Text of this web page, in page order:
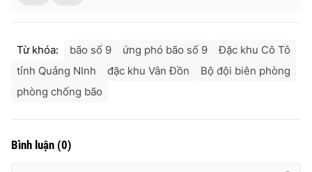
Từ khóa: bão số 9 ứng phó bão số 9
Đặc khu Cô Tô
tỉnh Quảng NInh
đặc khu Vân Đồn
Bộ đội biên phòng
phòng chống bão
Bình luận (0)